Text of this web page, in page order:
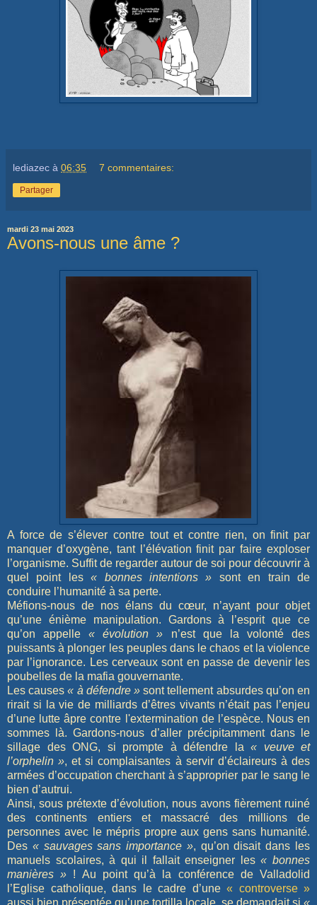
lediazec à 06:35 7 commentaires:
Partager
mardi 23 mai 2023
Avons-nous une âme ?
A force de s’élever contre tout et contre rien, on finit par
manquer d’oxygène, tant l’élévation finit par faire exploser
l’organisme. Suffit de regarder autour de soi pour découvrir à
quel point les« bonnes intentions » sont en train de
conduire l’humanité à sa perte.
Méfions-nous de nos élans du cœur, n’ayant pour objet
qu’une énième manipulation. Gardons à l’esprit que ce
qu’on appelle« évolution » n’est que la volonté des
puissants à plonger les peuples dans le chaos et la violence
par l’ignorance. Les cerveaux sont en passe de devenir les
poubelles de la mafia gouvernante.
Les causes« à défendre » sont tellement absurdes qu’on en
rirait si la vie de milliards d’êtres vivants n’était pas l’enjeu
d’une lutte âpre contre l'extermination de l’espèce. Nous en
sommes là. Gardons-nous d’aller précipitamment dans le
sillage des ONG, si prompte à défendre la « veuve et
l’orphelin », et si complaisantes à servir d’éclaireurs à des
armées d’occupation cherchant à s’approprier par le sang le
bien d’autrui.
Ainsi, sous prétexte d’évolution, nous avons fièrement ruiné
des continents entiers et massacré des millions de
personnes avec le mépris propre aux gens sans humanité.
Des « sauvages sans importance », qu’on disait dans les
manuels scolaires, à qui il fallait enseigner les« bonnes
manières » ! Au point qu’à la conférence de Valladolid
l’Eglise catholique, dans le cadre d’une « controverse »
aussi bien présentée qu’une tortilla locale, se demandait si «